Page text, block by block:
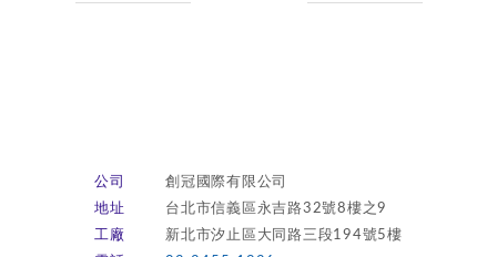
公司
創冠國際有限公司
地址
台北市信義區永吉路32號8樓之9
工廠
新北市汐止區大同路三段194號5樓